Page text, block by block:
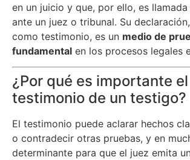
en un juicio y que, por ello, es
ante un juez o tribunal. Su
como testimonio, es un medio de
fundamental en los procesos legales
¿Por qué es importante el
testimonio de un testigo?
El testimonio puede aclarar hechos
o contradecir otras pruebas, y en
determinante para que el juez emita